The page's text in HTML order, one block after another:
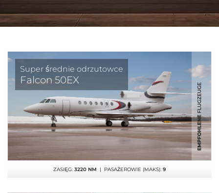
Super średnie odrzutowce
Falcon 50EX
ZASIĘG: 3220 NM | PASAŻEROWIE (MAKS): 9